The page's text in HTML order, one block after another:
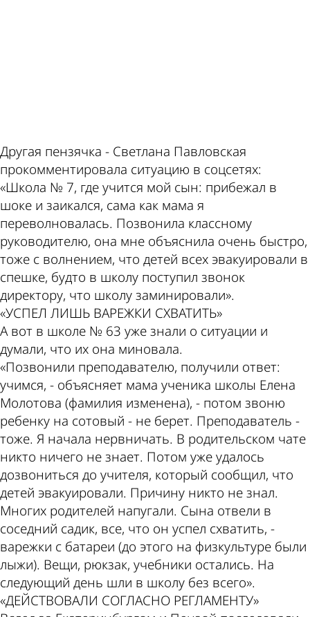
Другая пензячка - Светлана Павловская
прокомментировала ситуацию в соцсетях:
«Школа № 7, где учится мой сын: прибежал в
шоке и заикался, сама как мама я
переволновалась. Позвонила классному
руководителю, она мне объяснила очень быстро,
тоже с волнением, что детей всех эвакуировали в
спешке, будто в школу поступил звонок
директору, что школу заминировали».
«УСПЕЛ ЛИШЬ ВАРЕЖКИ СХВАТИТЬ»
А вот в школе № 63 уже знали о ситуации и
думали, что их она миновала.
«Позвонили преподавателю, получили ответ:
учимся, - объясняет мама ученика школы Елена
Молотова (фамилия изменена), - потом звоню
ребенку на сотовый - не берет. Преподаватель -
тоже. Я начала нервничать. В родительском чате
никто ничего не знает. Потом уже удалось
дозвониться до учителя, который сообщил, что
детей эвакуировали. Причину никто не знал.
Многих родителей напугали. Сына отвели в
соседний садик, все, что он успел схватить, -
варежки с батареи (до этого на физкультуре были
лыжи). Вещи, рюкзак, учебники остались. На
следующий день шли в школу без всего».
«ДЕЙСТВОВАЛИ СОГЛАСНО РЕГЛАМЕНТУ»